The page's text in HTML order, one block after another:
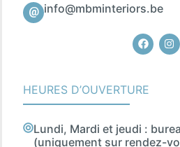
info@mbminteriors.be
HEURES D’OUVERTURE
Lundi, Mardi et jeudi :
(uniquement sur rendez-